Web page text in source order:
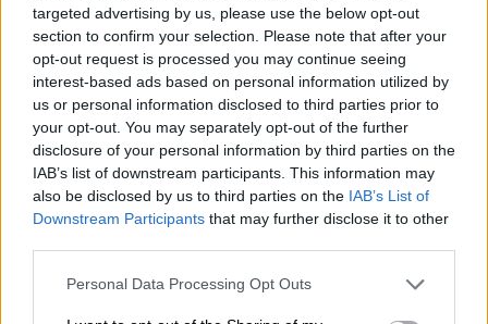
targeted advertising by us, please use the below opt-out
section to confirm your selection. Please note that after your
opt-out request is processed you may continue seeing
interest-based ads based on personal information utilized by
us or personal information disclosed to third parties prior to
your opt-out. You may separately opt-out of the further
disclosure of your personal information by third parties on the
IAB’s list of downstream participants. This information may
also be disclosed by us to third parties on the IAB’s List of
Downstream Participants that may further disclose it to other
Personal Data Processing Opt Outs